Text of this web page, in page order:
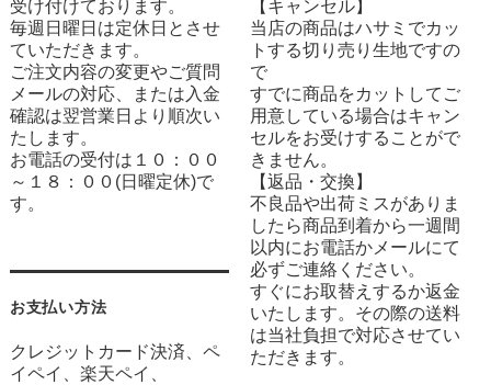
受け付けております。
毎週日曜日は定休日とさせ
ていただきます。
ご注文内容の変更やご質問
メールの対応、または入金
確認は翌営業日より順次い
たします。
お電話の受付は１０：００
～１８：００(日曜定休)で
す。
お支払い方法
クレジットカード決済、ペ
イペイ、楽天ペイ、
【キャンセル】
当店の商品はハサミでカッ
トする切り売り生地ですの
で
すでに商品をカットしてご
用意している場合はキャン
セルをお受けすることがで
きません。
【返品・交換】
不良品や出荷ミスがありま
したら商品到着から一週間
以内にお電話かメールにて
必ずご連絡ください。
すぐにお取替えするか返金
いたします。その際の送料
は当社負担で対応させてい
ただきます。